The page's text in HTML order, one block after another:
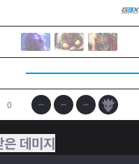
0
은 데미지